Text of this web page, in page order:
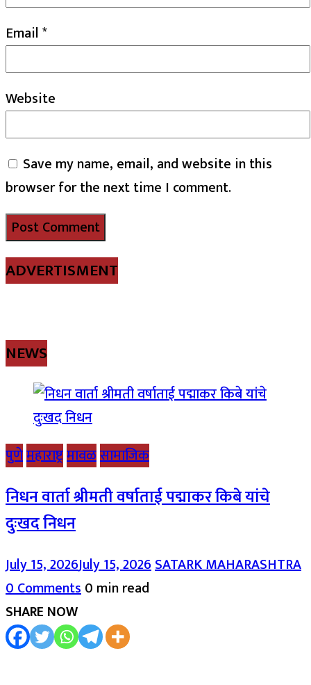
Email*
Website
Save my name, email, and website in this
browser for the next time I comment.
ADVERTISMENT
NEWS
पुणेमहाराष्ट्रमावळसामाजिक
निधन वार्ता श्रीमती वर्षाताई पद्माकर किबे यांचे
दुःखद निधन
July 15, 2026July 15, 2026SATARK MAHARASHTRA
0 Comments0 min read
SHARE NOW